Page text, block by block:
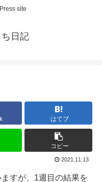
site
日記
はてブ
コピー
2021.11.13
すが、1週目の結果を